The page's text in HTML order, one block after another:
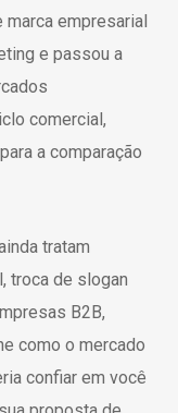
empresarial
e passou a
comercial,
a comparação
tratam
troca de slogan
B2B,
como o mercado
confiar em você